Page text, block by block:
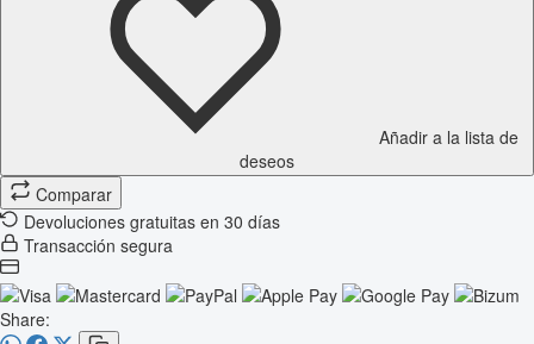
Añadir a la lista de
deseos
Comparar
Devoluciones gratuitas en 30 días
Transacción segura
Share: